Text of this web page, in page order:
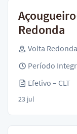
Redonda
Volta
Período
Efetivo – CLT
23 jul